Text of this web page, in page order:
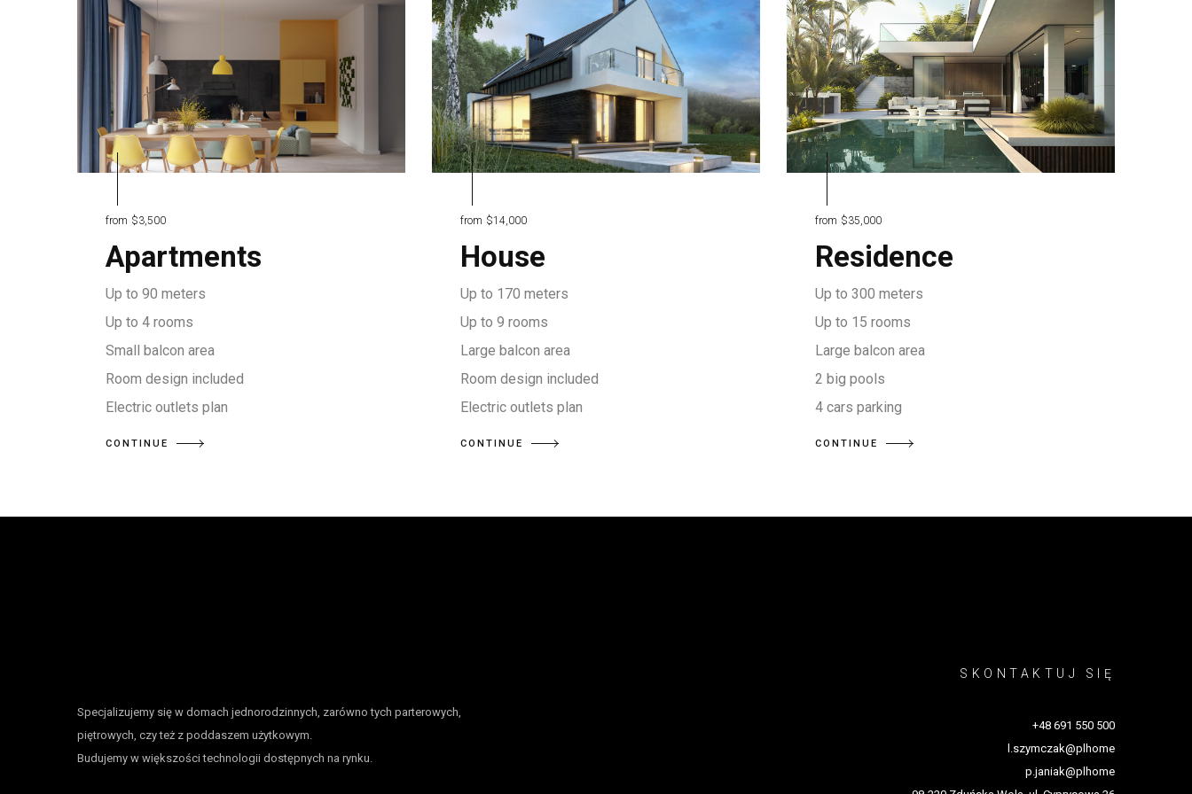
from $3,500
Apartments
Up to 90 meters
Up to 4 rooms
Small balcon area
Room design included
Electric outlets plan
CONTINUE
from $14,000
House
Up to 170 meters
Up to 9 rooms
Large balcon area
Room design included
Electric outlets plan
CONTINUE
from $35,000
Residence
Up to 300 meters
Up to 15 rooms
Large balcon area
2 big pools
4 cars parking
CONTINUE
Specjalizujemy się w domach jednorodzinnych, zarówno tych parterowych,
piętrowych, czy też z poddaszem użytkowym.
Budujemy w większości technologii dostępnych na rynku.
SKONTAKTUJ SIĘ
+48 691 550 500
l.szymczak@plhome
p.janiak@plhome